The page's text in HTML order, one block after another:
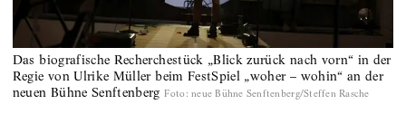
Das biografische Recherchestück „Blick zurück nach vorn“ in der
Regie von Ulrike Müller beim FestSpiel „woher – wohin“ an der
neuen Bühne Senftenberg Foto: neue Bühne Senftenberg/Steffen Rasche